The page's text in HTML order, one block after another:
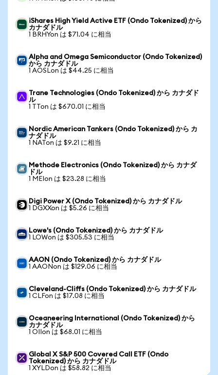
iShares High Yield Active ETF (Ondo Tokenized) から
カナダドル
1 BRHYon は $71.04 に相当
Alpha and Omega Semiconductor (Ondo Tokenized)
から カナダドル
1 AOSLon は $44.25 に相当
Trane Technologies (Ondo Tokenized) から カナダド
ル
1 TTon は $670.01 に相当
Nordic American Tankers (Ondo Tokenized) から カ
ナダドル
1 NATon は $9.21 に相当
Methode Electronics (Ondo Tokenized) から カナダ
ドル
1 MEIon は $23.28 に相当
Digi Power X (Ondo Tokenized) から カナダドル
1 DGXXon は $5.26 に相当
Lowe's (Ondo Tokenized) から カナダドル
1 LOWon は $305.53 に相当
AAON (Ondo Tokenized) から カナダドル
1 AAONon は $129.06 に相当
Cleveland-Cliffs (Ondo Tokenized) から カナダドル
1 CLFon は $17.08 に相当
Oceaneering International (Ondo Tokenized) から
カナダドル
1 OIIon は $68.01 に相当
Global X S&P 500 Covered Call ETF (Ondo
Tokenized) から カナダドル
1 XYLDon は $58.82 に相当